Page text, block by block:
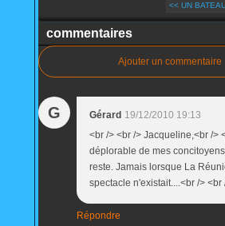
<< UN
commentaires
Ajouter un commentaire
G Gérard 19/12/2010 19:13
<br /> <br /> Jacqueline,<br />
déplorable de mes
reste. Jamais lorsque La
spectacle n'existait....<br /> <br
Répondre